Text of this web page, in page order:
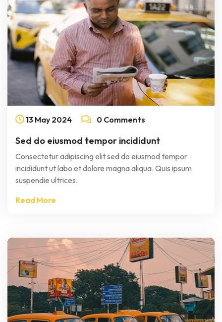
13 May 2024 0 Comments
Sed do eiusmod tempor incididunt
Consectetur adipiscing elit sed do eiusmod tempor
incididunt ut labo et dolore magna aliqua. Quis ipsum
suspendie ultrices.
Read More